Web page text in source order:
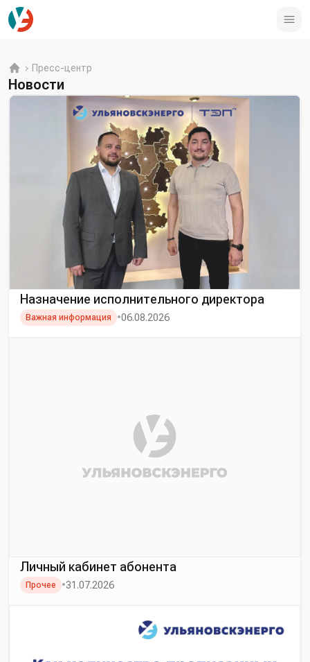
Пресс-центр
Новости
Назначение исполнительного директора
Важная информация •06.08.2026
Личный кабинет абонента
Прочее •31.07.2026